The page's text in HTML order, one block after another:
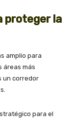
proteger la
amplio para
áreas más
un corredor
para el